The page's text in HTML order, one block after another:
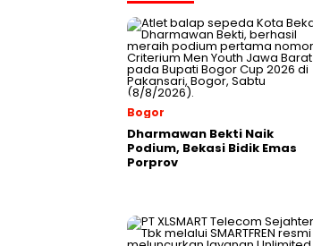
Bogor
Dharmawan Bekti Naik
Podium, Bekasi Bidik Emas
Porprov